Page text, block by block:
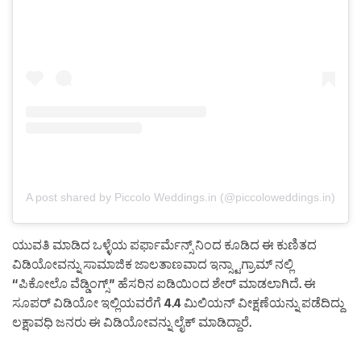
A post shared by Piccolo Weddings.in (@piccoloweddings.in)
ಯುವತಿ ಮಾಡಿದ ಒಳ್ಳೆಯ ಪರ್ಫಾರ್ಮೆನ್ಸ್ ನಿಂದ ಕೂಡಿದ ಈ ಕುಣಿತದ
ವಿಡಿಯೋವನ್ನು ಸಾಮಾಜಿಕ ಜಾಲತಾಣವಾದ ಇನ್ಸ್ಟಾಗ್ರಾಮ್ ನಲ್ಲಿ
“ಪಿಕೋಲೊ ವೆಡ್ಡಿಂಗ್ಸ್” ಹೆಸರಿನ ಐಡಿಯಿಂದ ಶೇರ್ ಮಾಡಲಾಗಿದೆ. ಈ
ಸೂಪರ್ ವಿಡಿಯೋ ಇಲ್ಲಿಯವರೆಗೆ 4.4 ಮಿಲಿಯನ್ ವೀಕ್ಷಣೆಯನ್ನು ಪಡೆದಿದ್ದು
ಲಕ್ಷಾವಧಿ ಜನರು ಈ ವಿಡಿಯೋವನ್ನು ಲೈಕ್ ಮಾಡಿದ್ದಾರೆ.